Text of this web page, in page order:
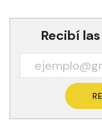
Recibí